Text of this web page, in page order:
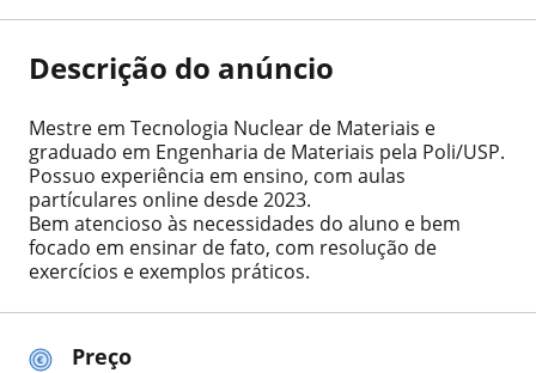
Preço
Descrição do anúncio
Mestre em Tecnologia Nuclear de Materiais e
graduado em Engenharia de Materiais pela Poli/USP.
Possuo experiência em ensino, com aulas
partículares online desde 2023.
Bem atencioso às necessidades do aluno e bem
focado em ensinar de fato, com resolução de
exercícios e exemplos práticos.